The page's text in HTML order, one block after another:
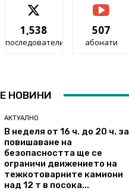
1,538
последователи
507
абонати
НОВИНИ
АКТУАЛНО
В неделя от 16 ч. до 20 ч. за
повишаване на
безопасността ще се
ограничи движението на
тежкотоварните камиони
над 12 т в посока...